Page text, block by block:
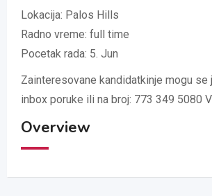
Lokacija: Palos Hills
Radno vreme: full time
Pocetak rada: 5. Jun
Zainteresovane kandidatkinje mogu se
inbox poruke ili na broj: 773 349 5080
Overview